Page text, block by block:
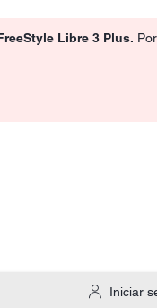
Libre 3 Plus.
Iniciar